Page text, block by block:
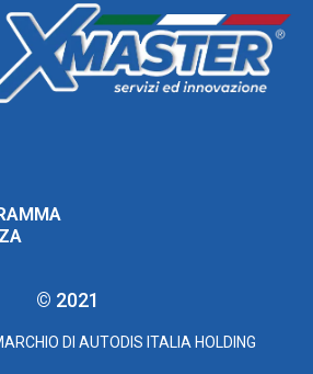
© 2021
DI AUTODIS ITALIA HOLDING